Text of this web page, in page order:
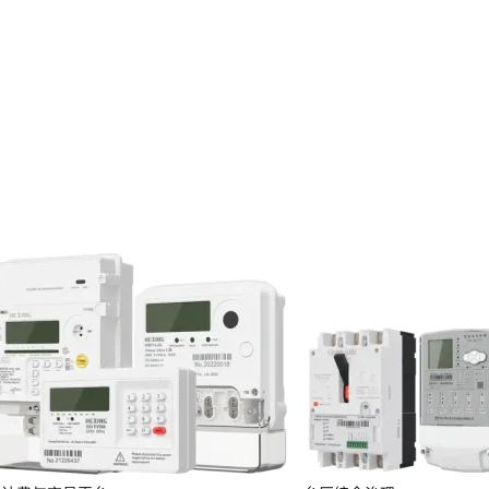
投资者关系
定期报告
临时公告
投资者保护
投资者互动